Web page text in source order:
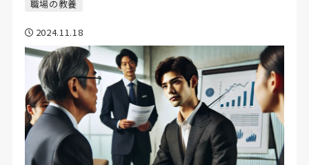
職場の教養
2024.11.18